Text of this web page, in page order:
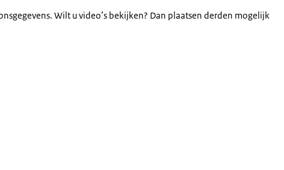
Wilt u video’s bekijken? Dan plaatsen derden mogelijk